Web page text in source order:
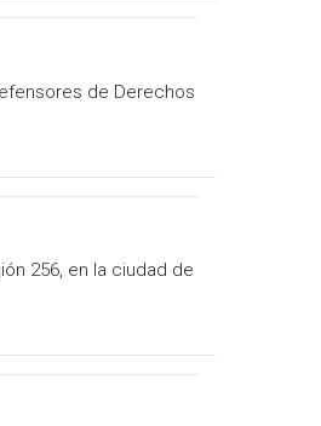
de Derechos
256, en la ciudad de